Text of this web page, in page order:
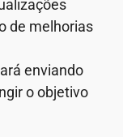
de melhorias
enviando
o objetivo